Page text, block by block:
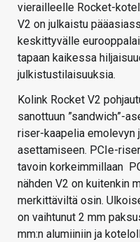
vierailleelle Rocket-
V2 on julkaistu
keskittyvälle
tapaan kaikessa
julkistustilaisuuksia.
Kolink Rocket V2
sanottuun ”sandwich”-
riser-kaapelia emolevyn
asettamiseen. PCIe-
tavoin korkeimmillaan
nähden V2 on kuitenkin
merkittäviltä osin.
on vaihtunut 2 mm
mm:n alumiiniin ja